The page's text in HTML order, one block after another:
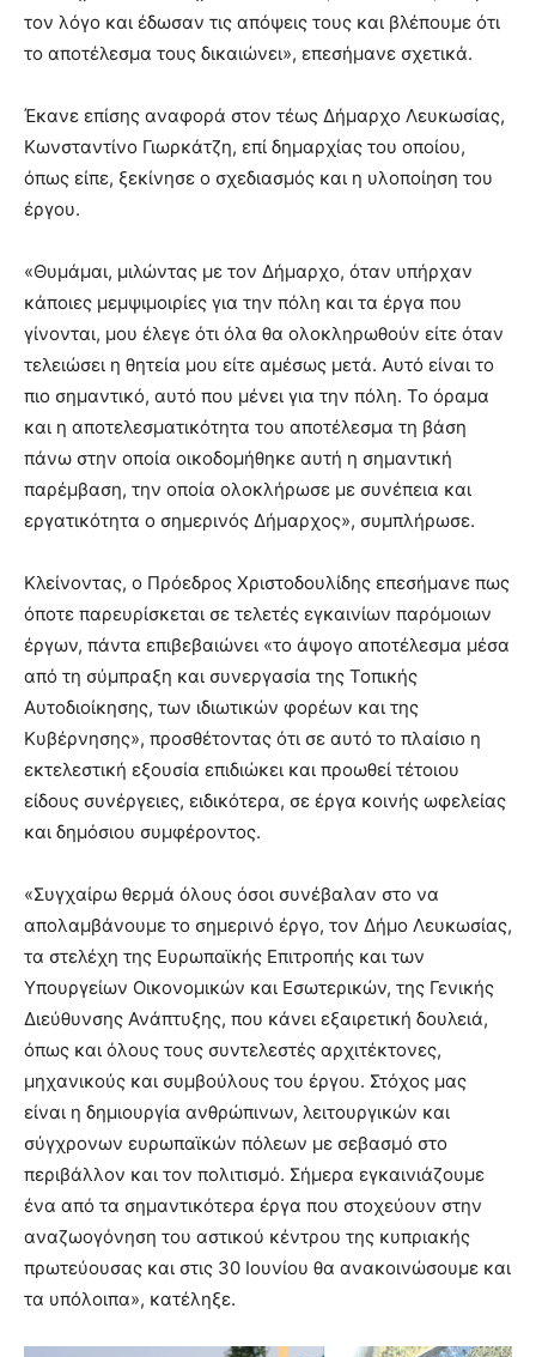
τον λόγο και έδωσαν τις απόψεις τους και βλέπουμε ότι
το αποτέλεσμα τους δικαιώνει», επεσήμανε σχετικά.
Έκανε επίσης αναφορά στον τέως Δήμαρχο Λευκωσίας,
Κωνσταντίνο Γιωρκάτζη, επί δημαρχίας του οποίου,
όπως είπε, ξεκίνησε ο σχεδιασμός και η υλοποίηση του
έργου.
«Θυμάμαι, μιλώντας με τον Δήμαρχο, όταν υπήρχαν
κάποιες μεμψιμοιρίες για την πόλη και τα έργα που
γίνονται, μου έλεγε ότι όλα θα ολοκληρωθούν είτε όταν
τελειώσει η θητεία μου είτε αμέσως μετά. Αυτό είναι το
πιο σημαντικό, αυτό που μένει για την πόλη. Το όραμα
και η αποτελεσματικότητα του αποτέλεσμα τη βάση
πάνω στην οποία οικοδομήθηκε αυτή η σημαντική
παρέμβαση, την οποία ολοκλήρωσε με συνέπεια και
εργατικότητα ο σημερινός Δήμαρχος», συμπλήρωσε.
Κλείνοντας, ο Πρόεδρος Χριστοδουλίδης επεσήμανε πως
όποτε παρευρίσκεται σε τελετές εγκαινίων παρόμοιων
έργων, πάντα επιβεβαιώνει «το άψογο αποτέλεσμα μέσα
από τη σύμπραξη και συνεργασία της Τοπικής
Αυτοδιοίκησης, των ιδιωτικών φορέων και της
Κυβέρνησης», προσθέτοντας ότι σε αυτό το πλαίσιο η
εκτελεστική εξουσία επιδιώκει και προωθεί τέτοιου
είδους συνέργειες, ειδικότερα, σε έργα κοινής ωφελείας
και δημόσιου συμφέροντος.
«Συγχαίρω θερμά όλους όσοι συνέβαλαν στο να
απολαμβάνουμε το σημερινό έργο, τον Δήμο Λευκωσίας,
τα στελέχη της Ευρωπαϊκής Επιτροπής και των
Υπουργείων Οικονομικών και Εσωτερικών, της Γενικής
Διεύθυνσης Ανάπτυξης, που κάνει εξαιρετική δουλειά,
όπως και όλους τους συντελεστές αρχιτέκτονες,
μηχανικούς και συμβούλους του έργου. Στόχος μας
είναι η δημιουργία ανθρώπινων, λειτουργικών και
σύγχρονων ευρωπαϊκών πόλεων με σεβασμό στο
περιβάλλον και τον πολιτισμό. Σήμερα εγκαινιάζουμε
ένα από τα σημαντικότερα έργα που στοχεύουν στην
αναζωογόνηση του αστικού κέντρου της κυπριακής
πρωτεύουσας και στις 30 Ιουνίου θα ανακοινώσουμε και
τα υπόλοιπα», κατέληξε.